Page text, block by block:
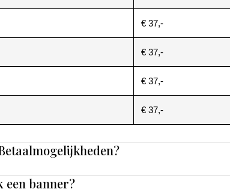
€ 37,-
€ 37,-
€ 37,-
€ 37,-
een banner?